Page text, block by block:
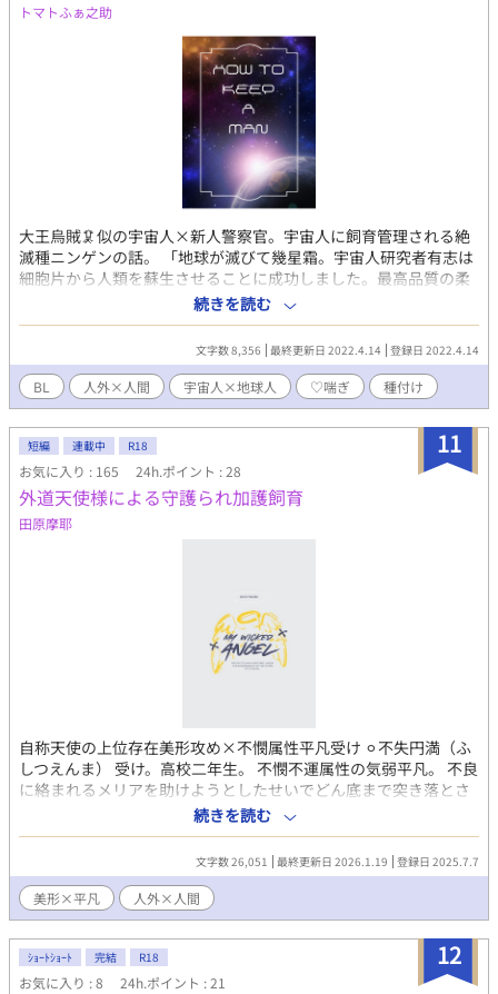
トマトふぁ之助
大王烏賊🦑似の宇宙人×新人警察官。宇宙人に飼育管理される絶
滅種ニンゲンの話。 「地球が滅びて幾星霜。宇宙人研究者有志は
細胞片から人類を蘇生させることに成功しました。最高品質の柔
らかい胎は繁殖に最適！（○○銀河原産の蟲を仕込んでありま
す。繁殖は計画的に）」
続きを読む
文字数 8,356 最終更新日 2022.4.14 登録日 2022.4.14
BL 人外×人間 宇宙人×地球人 ♡喘ぎ 種付け
11
短編 連載中 R18
お気に入り : 165 24h.ポイント : 28
外道天使様による守護られ加護飼育
田原摩耶
自称天使の上位存在美形攻め×不憫属性平凡受け ⚪︎不失円満（ふ
しつえんま） 受け。高校二年生。 不憫不運属性の気弱平凡。 不良
に絡まれるメリアを助けようとしたせいでどん底まで突き落とさ
れる。 ⚪︎メリア 攻め。年齢不詳。 中性的美少年の転校生だと思っ
たら身長2メートルの自称天使。 人間界で人間攫って自分の箱庭
で育てるのが趣味。 テンションがやや高く、ノリで滅ぼしがち。
（攻めが）明るいエロ拷問／精神的リョナメイン（予定） 全体的
に心身受けが苦しみます（猟奇・グロはないですがやや暴力描写
はあります） ぬるめですが受け以外は物理的にも酷い目に遭いま
す
続きを読む
文字数 26,051 最終更新日 2026.1.19 登録日 2025.7.7
美形×平凡 人外×人間
12
ｼｮｰﾄｼｮｰﾄ 完結 R18
お気に入り : 8 24h.ポイント : 21